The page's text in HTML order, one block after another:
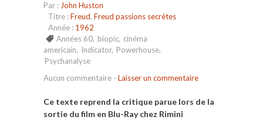
Par : John Huston
Titre :Freud, Freud passions secrètes
Année : 1962
Années 60, biopic, cinéma
americain, Indicator, Powerhouse,
Psychanalyse
Aucun commentaire - Laisser un commentaire
Ce texte reprend la critique parue lors de la
sortie du film en Blu-Ray chez Rimini